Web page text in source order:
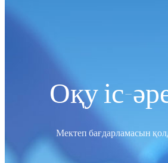
Оқу іс-
Мектеп бағдарламасын